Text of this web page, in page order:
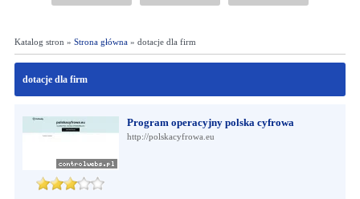
Katalog stron » Strona główna» dotacje dla firm
dotacje dla firm
Program operacyjny polska cyfrowa
http://polskacyfrowa.eu